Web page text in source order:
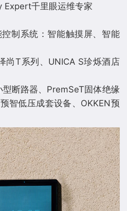
Expert千里眼运维专家
制系统：智能触摸屏、智能
尚T系列、UNICA S珍烁酒店
断路器、PremSeT固体绝缘
智低压成套设备、OKKEN预